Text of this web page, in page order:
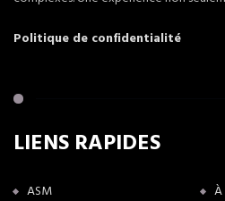
Politique de confidentialité
LIENS RAPIDES
ASM